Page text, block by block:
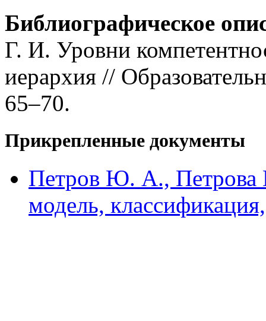
Библиографическое
Г. И. Уровни
иерархия //
65–70.
Прикрепленные документы
Петров Ю. А., Петрова
модель,